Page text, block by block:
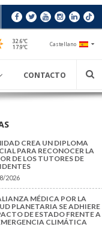
32.6ºC
17.9ºC
Castellano
CONTACTO
CREA UN DIPLOMA
PARA RECONOCER LA
DE LOS TUTORES DE
2026
MÉDICA POR LA
PLANETARIA SE ADHIERE
DE ESTADO FRENTE A
CLIMÁTICA